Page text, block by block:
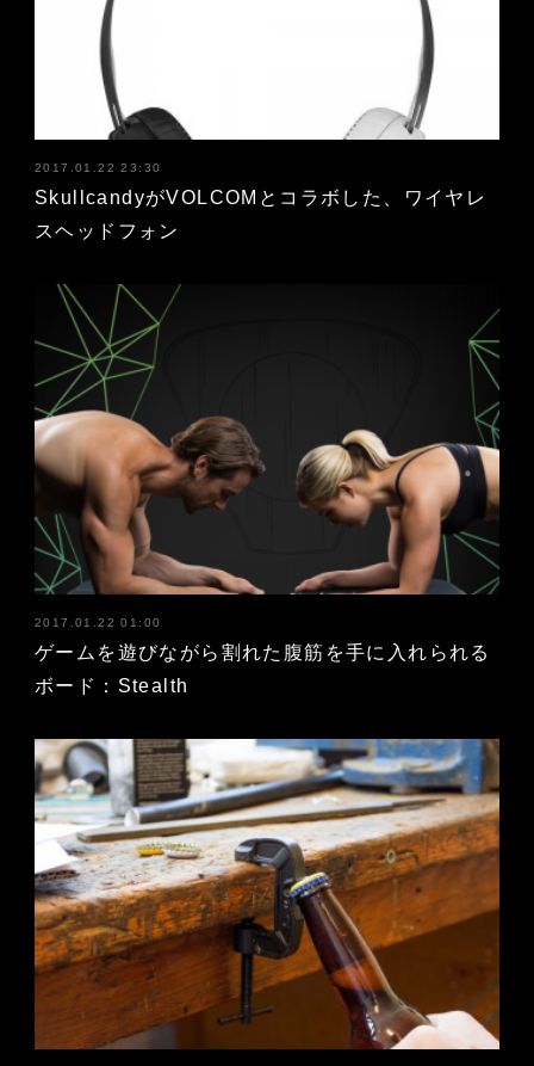
2017.01.22 23:30
SkullcandyがVOLCOMとコラボした、ワイヤレ
スヘッドフォン
2017.01.22 01:00
ゲームを遊びながら割れた腹筋を手に入れられる
ボード：Stealth